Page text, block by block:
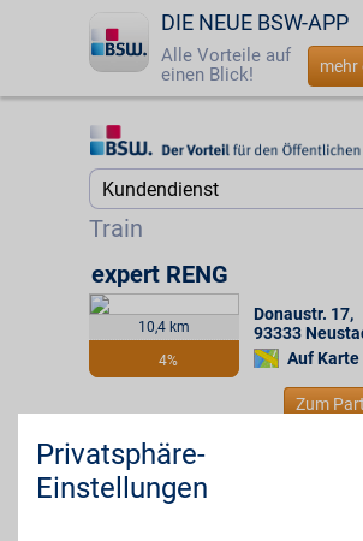
DIE NEUE BSW-APP
Alle Vorteile auf
einen Blick!
mehr
Startseite
☎ 0800 - 279 25 82
Train
Startseite
10,4 km
4%
expert RENG
Donaustr. 17,
93333
Auf Karte
Zum
Vergölst Online
Privatsphäre-
Einstellungen